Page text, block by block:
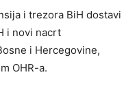
i trezora BiH dostavi
i novi nacrt
i Hercegovine,
OHR-a.